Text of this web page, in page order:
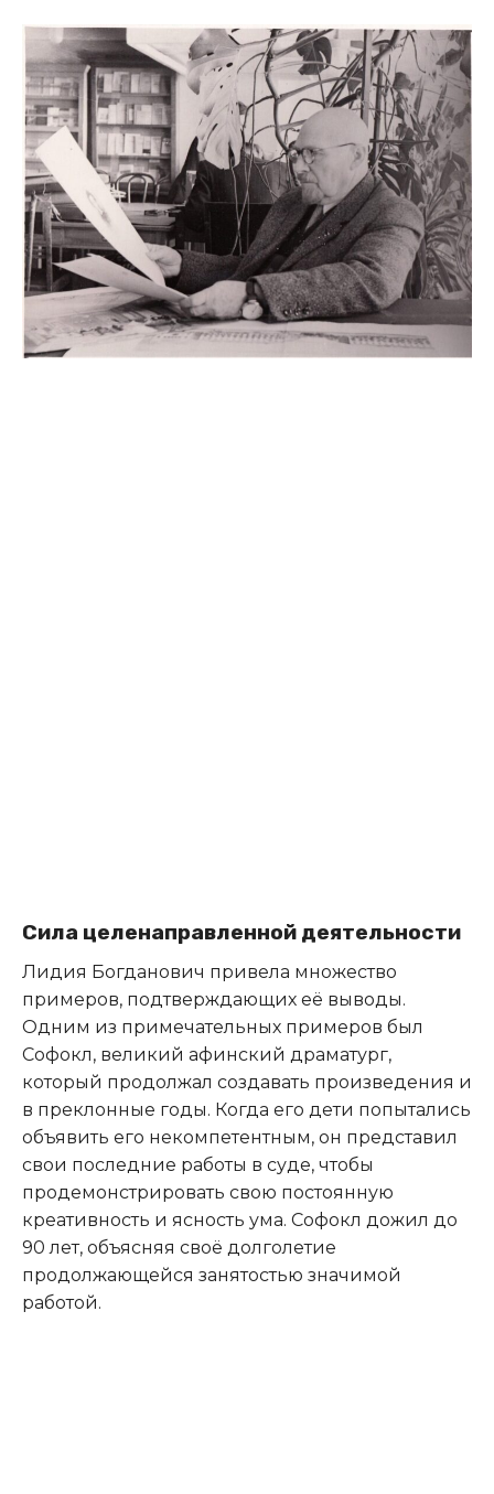
Сила целенаправленной деятельности
Лидия Богданович привела множество
примеров, подтверждающих её выводы.
Одним из примечательных примеров был
Софокл, великий афинский драматург,
который продолжал создавать произведения и
в преклонные годы. Когда его дети попытались
объявить его некомпетентным, он представил
свои последние работы в суде, чтобы
продемонстрировать свою постоянную
креативность и ясность ума. Софокл дожил до
90 лет, объясняя своё долголетие
продолжающейся занятостью значимой
работой.